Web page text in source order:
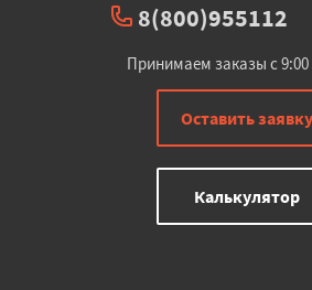
8(800)955112
Принимаем заказы с 9:00
Оставить заявку
Калькулятор